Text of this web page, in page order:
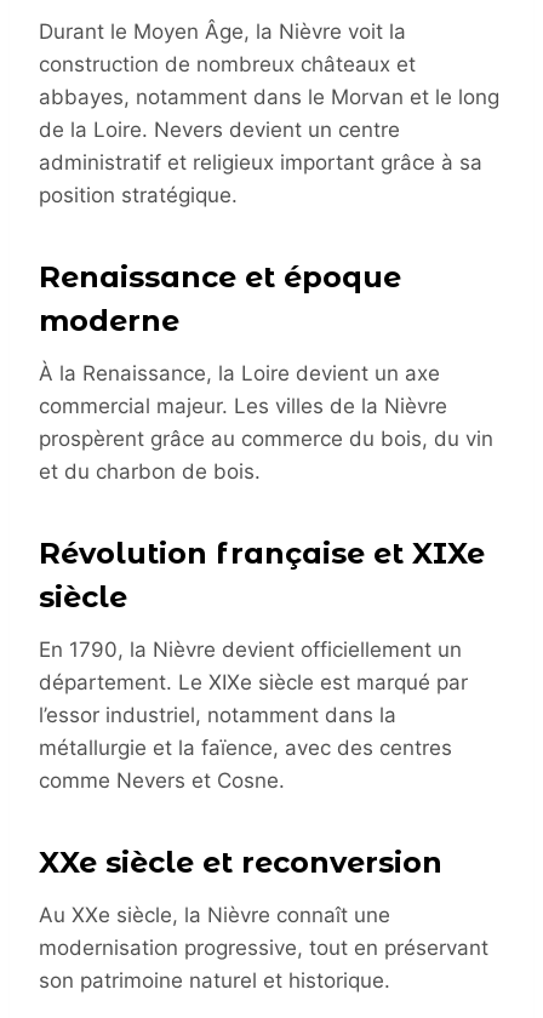
Durant le Moyen Âge, la Nièvre voit la
construction de nombreux châteaux et
abbayes, notamment dans le Morvan et le long
de la Loire. Nevers devient un centre
administratif et religieux important grâce à sa
position stratégique.
Renaissance et époque
moderne
À la Renaissance, la Loire devient un axe
commercial majeur. Les villes de la Nièvre
prospèrent grâce au commerce du bois, du vin
et du charbon de bois.
Révolution française et XIXe
siècle
En 1790, la Nièvre devient officiellement un
département. Le XIXe siècle est marqué par
l’essor industriel, notamment dans la
métallurgie et la faïence, avec des centres
comme Nevers et Cosne.
XXe siècle et reconversion
Au XXe siècle, la Nièvre connaît une
modernisation progressive, tout en préservant
son patrimoine naturel et historique.